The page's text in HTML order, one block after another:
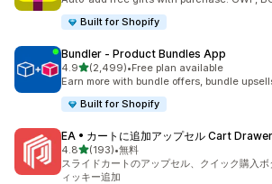
Built for Shopify
Bundler ‑ Product Bundles App
4.95つ星中
(2,499)
合計レビュー数：2499件
•Free plan available
Earn more with bundle offers, bundle
Built for Shopify
EA • カートに追加アップセル Cart Drawer
4.85つ星中
(193)
合計レビュー数：193件
•無料
スライドカートのアップセル、クイック購入
ィッキー追加